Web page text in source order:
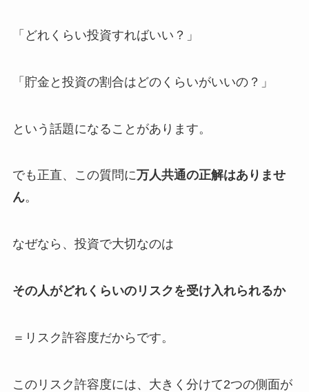
「どれくらい投資すればいい？」
「貯金と投資の割合はどのくらいがいいの？」
という話題になることがあります。
でも正直、この質問に万人共通の正解はありませ
ん。
なぜなら、投資で大切なのは
その人がどれくらいのリスクを受け入れられるか
＝リスク許容度だからです。
このリスク許容度には、大きく分けて2つの側面が